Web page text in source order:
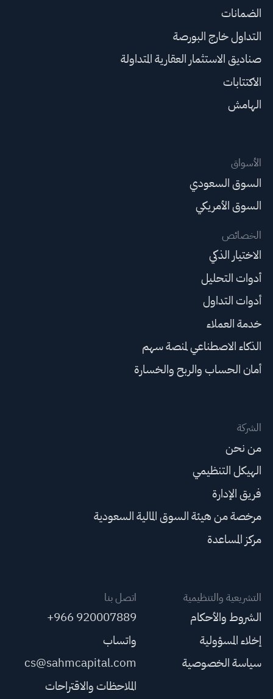
الضمانات
التداول خارج البورصة
صناديق الاستثمار العقارية المتداولة
الاكتتابات
الهامش
الأسواق
السوق السعودي
السوق الأمريكي
الخصائص
الاختيار الذكي
أدوات التحليل
أدوات التداول
خدمة العملاء
الذكاء الاصطناعي لمنصة سهم
أمان الحساب والربح والخسارة
الشركة
من نحن
الهيكل التنظيمي
فريق الإدارة
مرخصة من هيئة السوق المالية السعودية
مركز المساعدة
التشريعية والتنظيمية
الشروط والأحكام
إخلاء المسؤولية
سياسة الخصوصية
اتصل بنا
+966 920007889
واتساب
cs@sahmcapital.com
الملاحظات والاقتراحات